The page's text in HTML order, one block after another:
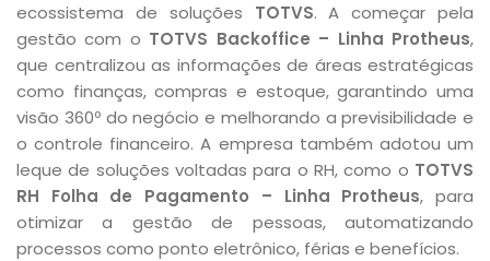
ecossistema de soluções TOTVS. A começar pela
gestão com o TOTVS Backoffice – Linha Protheus,
que centralizou as informações de áreas estratégicas
como finanças, compras e estoque, garantindo uma
visão 360º do negócio e melhorando a previsibilidade e
o controle financeiro. A empresa também adotou um
leque de soluções voltadas para o RH, como o TOTVS
RH Folha de Pagamento – Linha Protheus, para
otimizar a gestão de pessoas, automatizando
processos como ponto eletrônico, férias e benefícios.